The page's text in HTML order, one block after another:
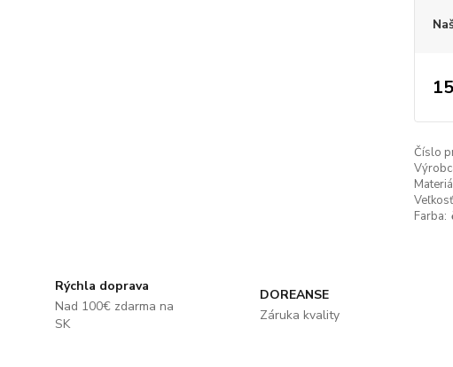
Číslo
Farba:
Rýchla doprava
Nad 100€ zdarma na
SK
DOREANSE
Záruka kvality